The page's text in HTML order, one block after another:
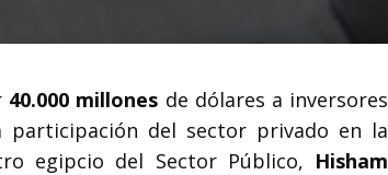
40.000 millones de dólares a inversores
del sector privado en la
egipcio del Sector Público, Hisham